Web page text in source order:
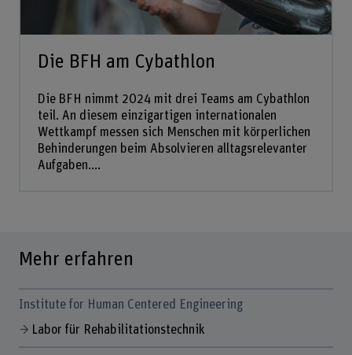
Die BFH am Cybathlon
Die BFH nimmt 2024 mit drei Teams am Cybathlon
teil. An diesem einzigartigen internationalen
Wettkampf messen sich Menschen mit körperlichen
Behinderungen beim Absolvieren alltagsrelevanter
Aufgaben....
Mehr erfahren
Institute for Human Centered Engineering
Labor für Rehabilitationstechnik